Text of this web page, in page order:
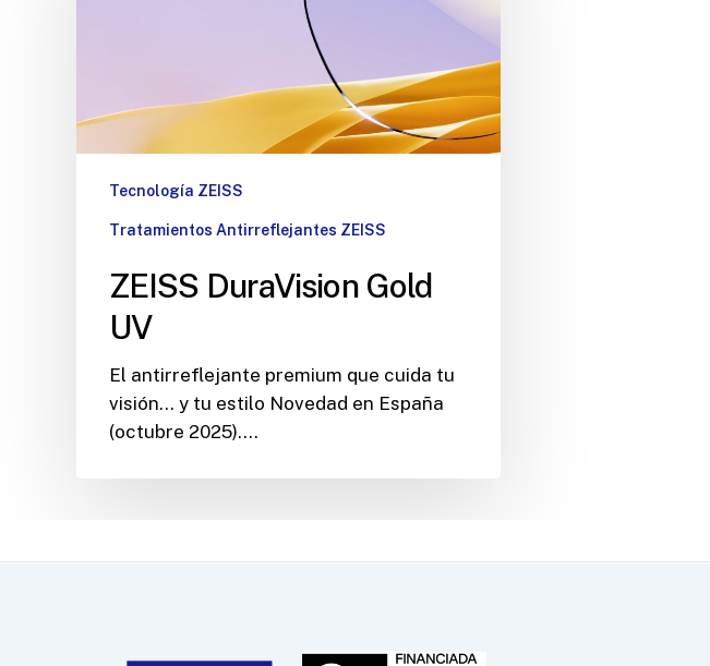
Tecnología ZEISS
Tratamientos Antirreflejantes ZEISS
ZEISS DuraVision Gold
UV
El antirreflejante premium que cuida tu
visión… y tu estilo Novedad en España
(octubre 2025).…